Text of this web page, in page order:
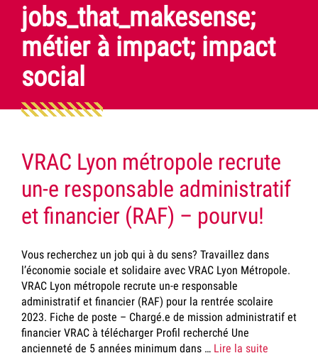
jobs_that_makesense;
métier à impact; impact
social
VRAC Lyon métropole recrute
un-e responsable administratif
et financier (RAF) – pourvu!
Vous recherchez un job qui à du sens? Travaillez dans
l’économie sociale et solidaire avec VRAC Lyon Métropole.
VRAC Lyon métropole recrute un-e responsable
administratif et financier (RAF) pour la rentrée scolaire
2023. Fiche de poste – Chargé.e de mission administratif et
financier VRAC à télécharger Profil recherché Une
ancienneté de 5 années minimum dans … Lire la suite